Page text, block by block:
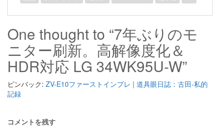
One thought to “7年ぶりのモ
ニター刷新。高解像度化＆
HDR対応 LG 34WK95U-W”
ピンバック: ZV-E10ファーストインプレ | 道具眼日誌：古田-私的
記録
コメントを残す